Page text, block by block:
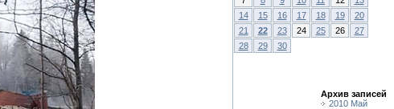
14
15 16 17 18 19
20
21
22 23 24 25 26
27
28
29 30
Архив записей
2010 Май